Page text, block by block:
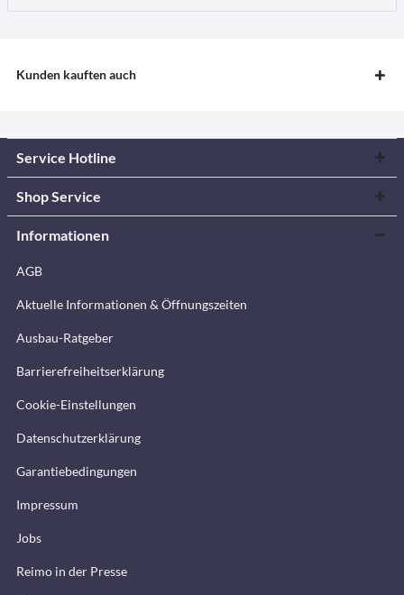
Kunden kauften auch
Service Hotline
Shop Service
Informationen
AGB
Aktuelle Informationen & Öffnungszeiten
Ausbau-Ratgeber
Barrierefreiheitserklärung
Cookie-Einstellungen
Datenschutzerklärung
Garantiebedingungen
Impressum
Jobs
Reimo in der Presse